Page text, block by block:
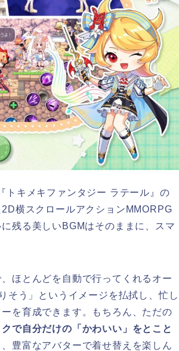
トキメキファンタジー ラテール』の
横スクロールアクションMMORPG
残る美しいBGMはそのままに、スマ
ほとんどを自動で行ってくれるオー
そう」というイメージを払拭し、忙し
を育成できます。もちろん、ただの
で自分だけの「かわいい」をとこと
豊富なアバターで着せ替えを楽しん